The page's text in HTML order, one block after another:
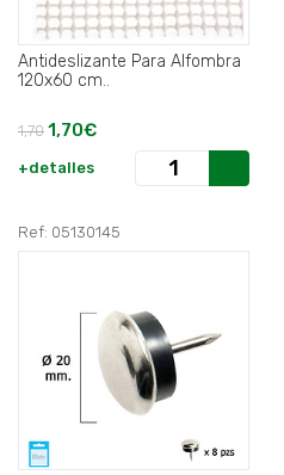
Antideslizante Para Alfombra
120x60 cm..
1,70 1,70€
+detalles
Ref: 05130145